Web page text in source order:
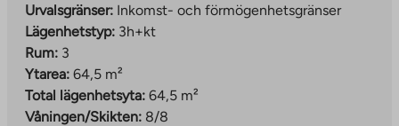
Urvalsgränser: Inkomst- och förmögenhetsgränser
Lägenhetstyp: 3h+kt
Rum: 3
Ytarea: 64,5 m²
Total lägenhetsyta: 64,5 m²
Våningen/Skikten: 8/8